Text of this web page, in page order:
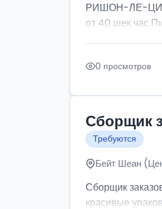
РИШОН-ЛЕ-
от 40 шек час
0 просмотров
Сборщик
Требуются
Бейт Шеан
Сборщик
красивые